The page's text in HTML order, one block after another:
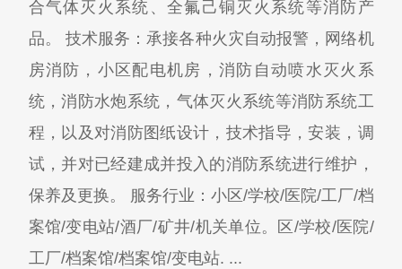
合气体灭火系统、全氟己铜灭火系统等消防产
品。 技术服务：承接各种火灾自动报警，网络机
房消防，小区配电机房，消防自动喷水灭火系
统，消防水炮系统，气体灭火系统等消防系统工
程，以及对消防图纸设计，技术指导，安装，调
试，并对已经建成并投入的消防系统进行维护，
保养及更换。 服务行业：小区/学校/医院/工厂/档
案馆/变电站/酒厂/矿井/机关单位。区/学校/医院/
工厂/档案馆/档案馆/变电站. ...